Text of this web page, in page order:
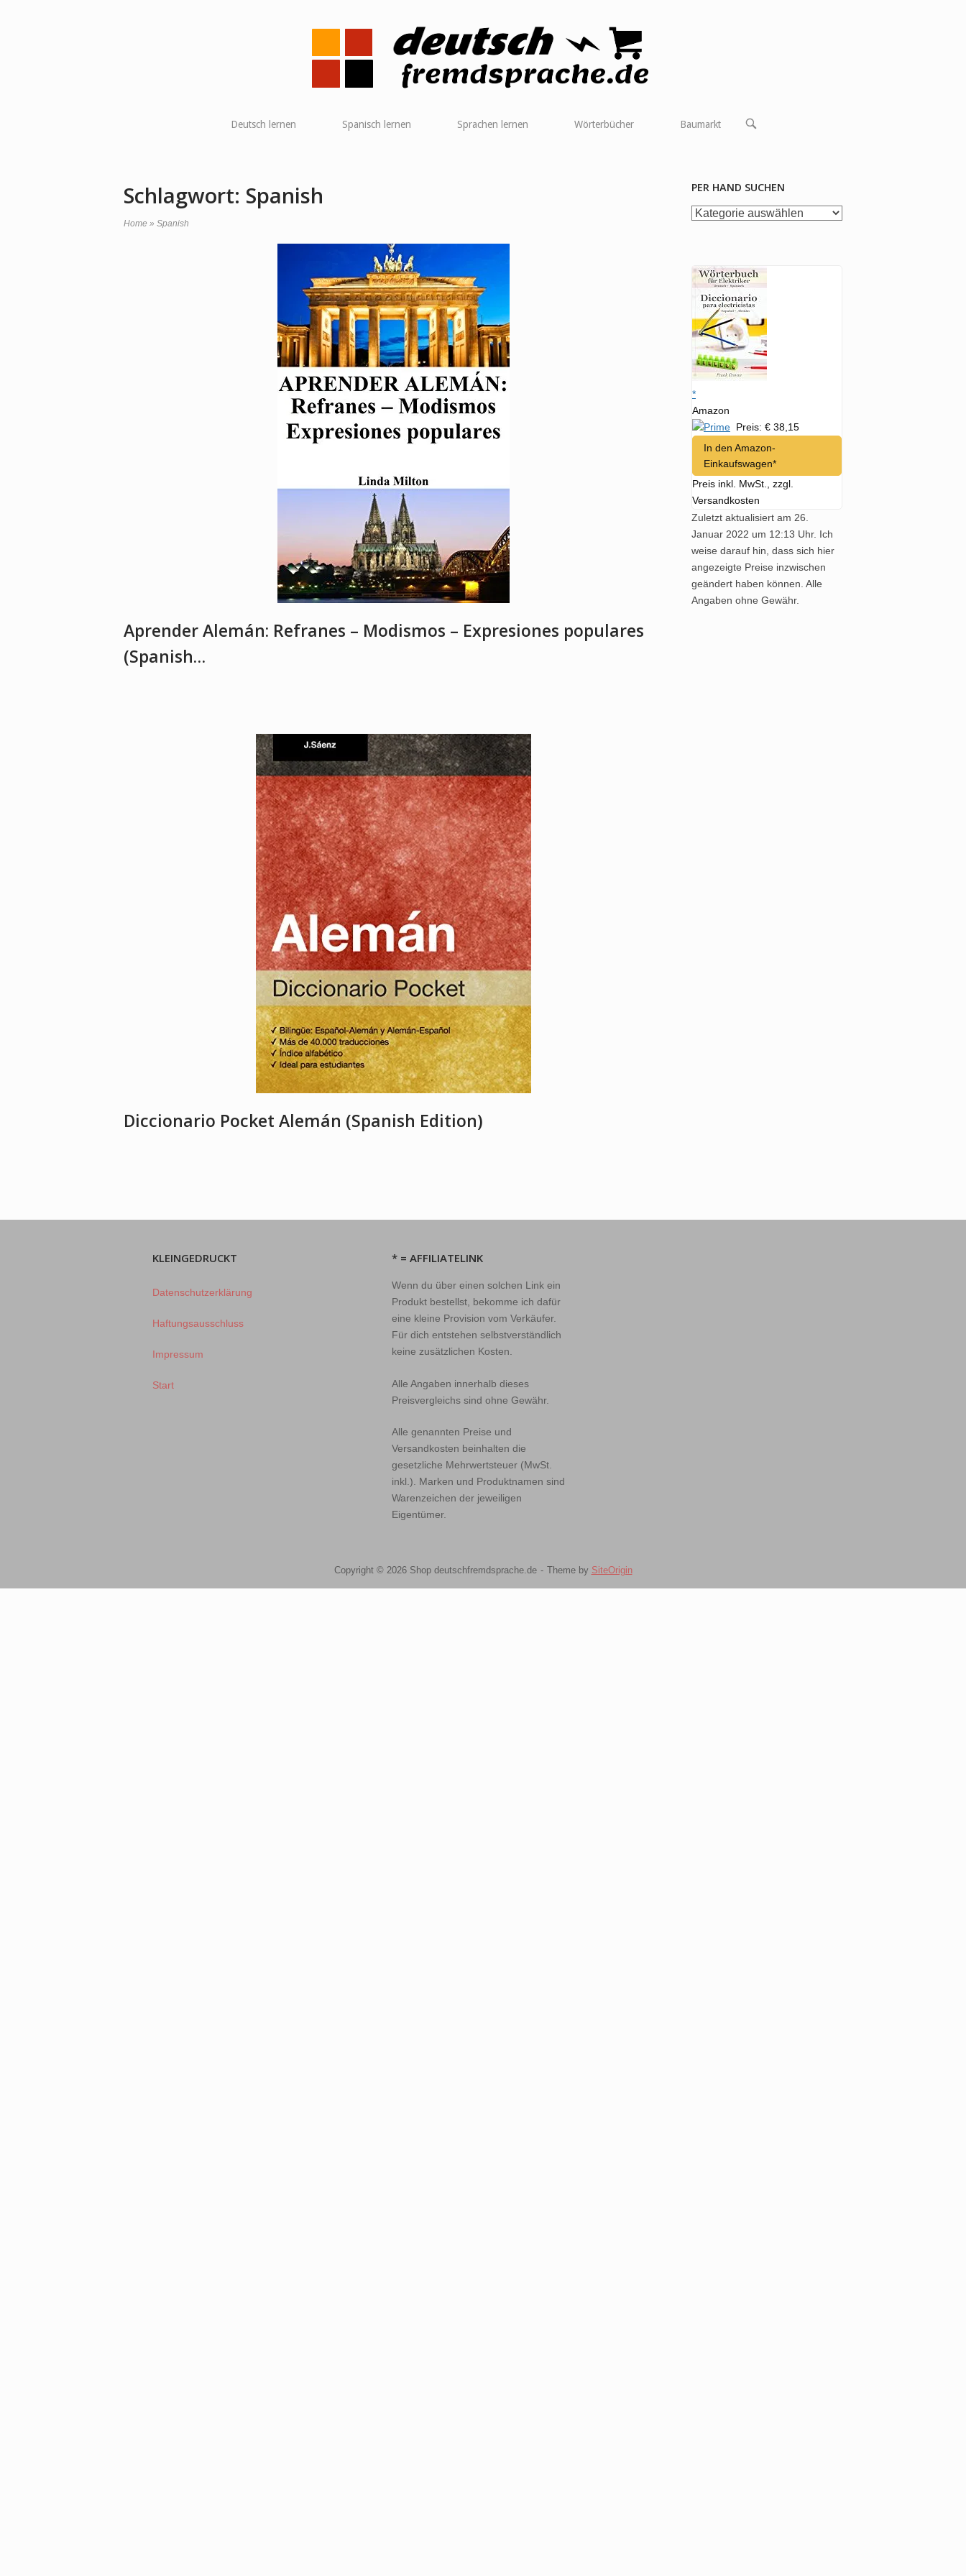
Home
Deutsch lernen Spanisch lernen Sprachen lernen Wörterbücher Baumarkt
OPEN
Schlagwort: Spanish
Home » Spanish
Aprender Alemán: Refranes – Modismos – Expresiones populares
(Spanish…
Diccionario Pocket Alemán (Spanish Edition)
PER HAND SUCHEN
per
*
Amazon
Preis: € 38,15
In den Amazon-
Einkaufswagen*
Preis inkl. MwSt., zzgl.
Versandkosten
Zuletzt aktualisiert am 26.
Januar 2022 um 12:13 Uhr. Ich
weise darauf hin, dass sich hier
angezeigte Preise inzwischen
geändert haben können. Alle
Angaben ohne Gewähr.
KLEINGEDRUCKT
Datenschutzerklärung
Haftungsausschluss
Impressum
Start
* = AFFILIATELINK
Wenn du über einen solchen Link ein
Produkt bestellst, bekomme ich dafür
eine kleine Provision vom Verkäufer.
Für dich entstehen selbstverständlich
keine zusätzlichen Kosten.
Alle Angaben innerhalb dieses
Preisvergleichs sind ohne Gewähr.
Alle genannten Preise und
Versandkosten beinhalten die
gesetzliche Mehrwertsteuer (MwSt.
inkl.). Marken und Produktnamen sind
Warenzeichen der jeweiligen
Eigentümer.
Copyright © 2026 Shop deutschfremdsprache.de Theme by SiteOrigin